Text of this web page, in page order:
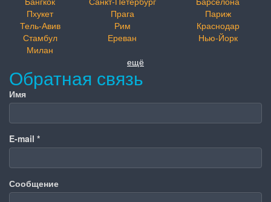
Пхукет
Прага
Париж
Тель-Авив
Рим
Краснодар
Стамбул
Ереван
Нью-Йорк
Милан
ещё
Обратная связь
Имя
E-mail *
Сообщение